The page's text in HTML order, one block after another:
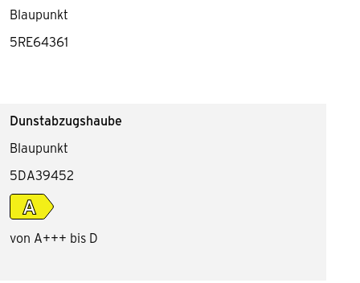
Blaupunkt
5RE64361
Dunstabzugshaube
Blaupunkt
5DA39452
von A+++ bis D